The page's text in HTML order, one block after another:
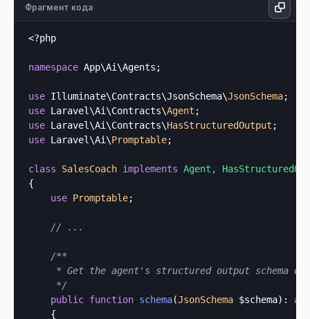
Фрагмент кода
<?php
namespace App\Ai\Agents;
use Illuminate\Contracts\JsonSchema\JsonSchema
use Laravel\Ai\Contracts\Agent
use Laravel\Ai\Contracts\HasStructuredOutput
use Laravel\Ai\Promptable;
class SalesCoach implements
{
use Promptable;
// ...
/**
* Get the agent's structured output schema
     */
public function schema(JsonSchema $schema):
    {